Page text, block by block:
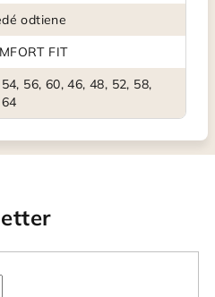
odtiene
FIT
56, 60, 46, 48, 52, 58,